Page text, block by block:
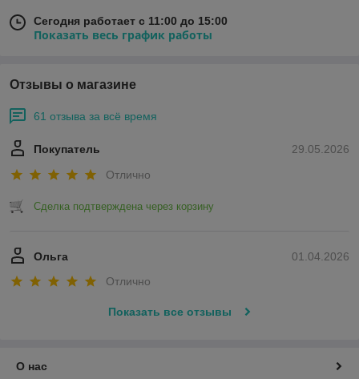
Сегодня работает с 11:00 до 15:00
Показать весь график работы
Отзывы о магазине
61 отзыва за всё время
29.05.2026
Покупатель
Отлично
Сделка подтверждена через корзину
01.04.2026
Ольга
Отлично
Показать все отзывы
О нас